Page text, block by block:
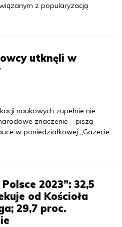
z popularyzacją
utknęli w
naukowych zupełnie nie
znaczenie – piszą
w poniedziałkowej „Gazecie
2023”: 32,5
od Kościoła
29,7 proc.